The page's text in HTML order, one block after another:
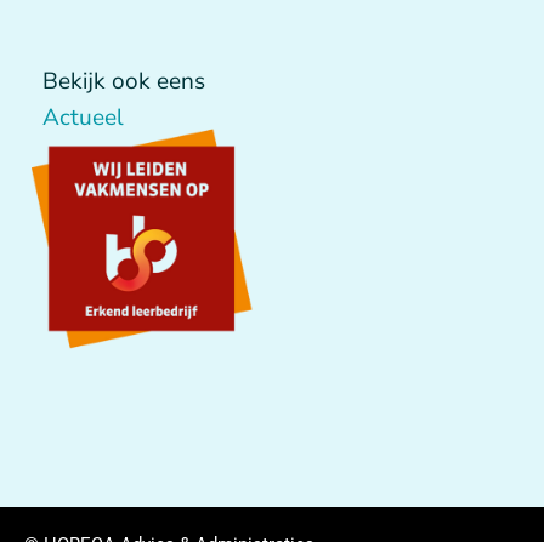
Bekijk ook eens
Actueel